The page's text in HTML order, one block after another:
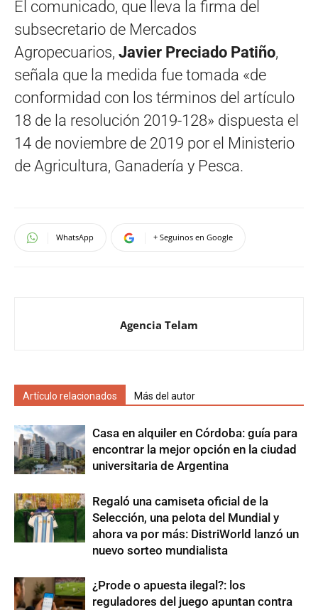
El comunicado, que lleva la firma del
subsecretario de Mercados
Agropecuarios, Javier Preciado Patiño,
señala que la medida fue tomada «de
conformidad con los términos del artículo
18 de la resolución 2019-128» dispuesta el
14 de noviembre de 2019 por el Ministerio
de Agricultura, Ganadería y Pesca.
WhatsApp + Seguinos en Google
Agencia Telam
Artículo relacionados Más del autor
Casa en alquiler en Córdoba: guía para
encontrar la mejor opción en la ciudad
universitaria de Argentina
Regaló una camiseta oficial de la
Selección, una pelota del Mundial y
ahora va por más: DistriWorld lanzó un
nuevo sorteo mundialista
¿Prode o apuesta ilegal?: los
reguladores del juego apuntan contra